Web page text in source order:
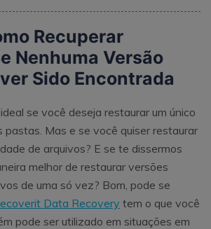
Recuperar
Nenhuma Versão
Sido Encontrada
se você deseja restaurar um único
pastas. Mas e se você quiser restaurar
de arquivos? E se te dissermos
melhor de restaurar versões
de uma só vez? Bom, pode se
Data Recovery tem o que você
pode ser utilizado em situações em